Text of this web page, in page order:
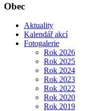
Obec
Aktuality
Kalendář akcí
Fotogalerie
Rok 2026
Rok 2025
Rok 2024
Rok 2023
Rok 2022
Rok 2020
Rok 2019